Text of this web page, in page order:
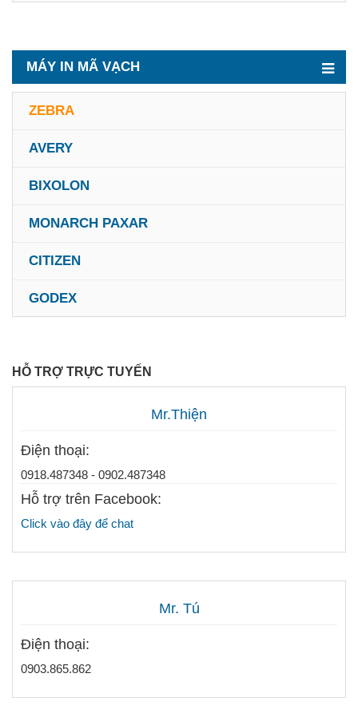
MÁY IN MÃ VẠCH
ZEBRA
AVERY
BIXOLON
MONARCH PAXAR
CITIZEN
GODEX
HỖ TRỢ TRỰC TUYẾN
Mr.Thiện
Điện thoại:
0918.487348 - 0902.487348
Hỗ trợ trên Facebook:
Click vào đây để chat
Mr. Tú
Điện thoại:
0903.865.862